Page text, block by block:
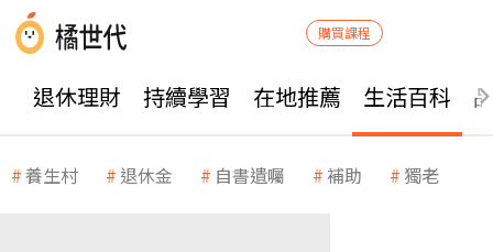
購買課程
退休理財 持續學習 在地推薦 生活百科
養生村 退休金 自書遺囑 補助 獨老